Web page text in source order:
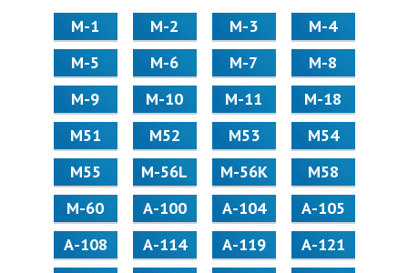
М-1 М-2 М-3
М-4
М-5
М-6 М-7
М-8
М-9
М-10 М-11
М-18
М51
М52 М53
М54
М55
M-56L M-56K
М58
M-60
А-100 А-104
А-105
А-108
А-114 А-119
А-121